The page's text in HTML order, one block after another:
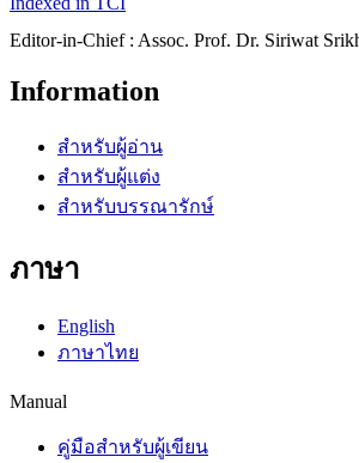
Editor-in-Chief : Assoc. Prof. Dr. Siriwat
Information
สำหรับผู้อ่าน
สำหรับผู้แต่ง
สำหรับบรรณารักษ์
ภาษา
English
ภาษาไทย
Manual
คู่มือสำหรับผู้เขียน